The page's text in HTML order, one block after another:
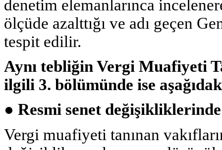
denetim elemanlarınca
ölçüde azalttığı ve adı geçen
tespit edilir.
Aynı tebliğin Vergi Muafiyeti
ilgili 3. bölümünde ise
● Resmi senet değişikliklerinde
Vergi muafiyeti tanınan